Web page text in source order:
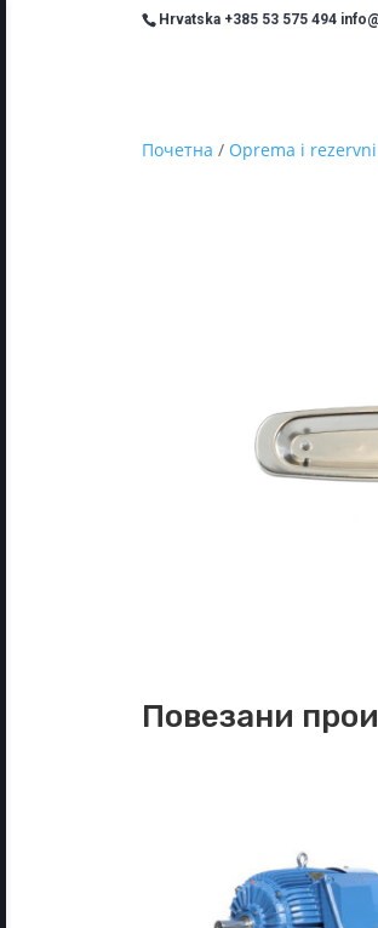
Hrvatska +385 53 575 494
Почетна / Oprema i
Повезани